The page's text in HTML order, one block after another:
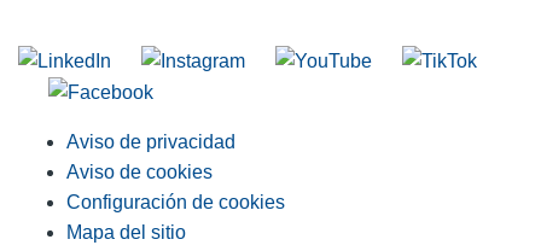
Aviso de privacidad
Aviso de cookies
Configuración de cookies
Mapa del sitio